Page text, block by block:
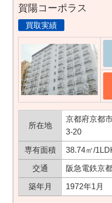
×
無料査定
10時～18
東京本社
関西支社
賀陽コーポラス
買取実績
所在地
京都府京都
3-20
専有面積 38.74㎡/
交通 阪急電鉄京
築年月 1972年1月